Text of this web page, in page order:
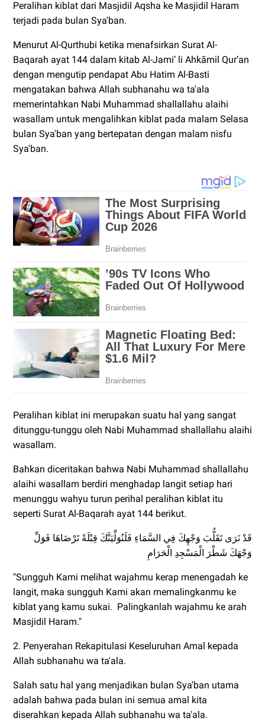
Peralihan kiblat dari Masjidil Aqsha ke Masjidil Haram
terjadi pada bulan Sya'ban.
Menurut Al-Qurthubi ketika menafsirkan Surat Al-
Baqarah ayat 144 dalam kitab Al-Jami’ li Ahkāmil Qur’an
dengan mengutip pendapat Abu Hatim Al-Basti
mengatakan bahwa Allah subhanahu wa ta'ala
memerintahkan Nabi Muhammad shallallahu alaihi
wasallam untuk mengalihkan kiblat pada malam Selasa
bulan Sya'ban yang bertepatan dengan malam nisfu
Sya'ban.
Peralihan kiblat ini merupakan suatu hal yang sangat
ditunggu-tunggu oleh Nabi Muhammad shallallahu alaihi
wasallam.
Bahkan diceritakan bahwa Nabi Muhammad shallallahu
alaihi wasallam berdiri menghadap langit setiap hari
menunggu wahyu turun perihal peralihan kiblat itu
seperti Surat Al-Baqarah ayat 144 berikut.
قَدْ نَرَى تَقَلُّبَ وَجْهِكَ فِي السَّمَاءِ فَلَنُوَلِّيَنَّكَ قِبْلَةً تَرْضَاهَا فَوَلِّ
وَجْهَكَ شَطْرَ الْمَسْجِدِ الْحَرَامِ
"Sungguh Kami melihat wajahmu kerap menengadah ke
langit, maka sungguh Kami akan memalingkanmu ke
kiblat yang kamu sukai. Palingkanlah wajahmu ke arah
Masjidil Haram."
2. Penyerahan Rekapitulasi Keseluruhan Amal kepada
Allah subhanahu wa ta'ala.
Salah satu hal yang menjadikan bulan Sya'ban utama
adalah bahwa pada bulan ini semua amal kita
diserahkan kepada Allah subhanahu wa ta'ala.